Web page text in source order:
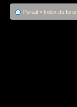
Portail » Index du